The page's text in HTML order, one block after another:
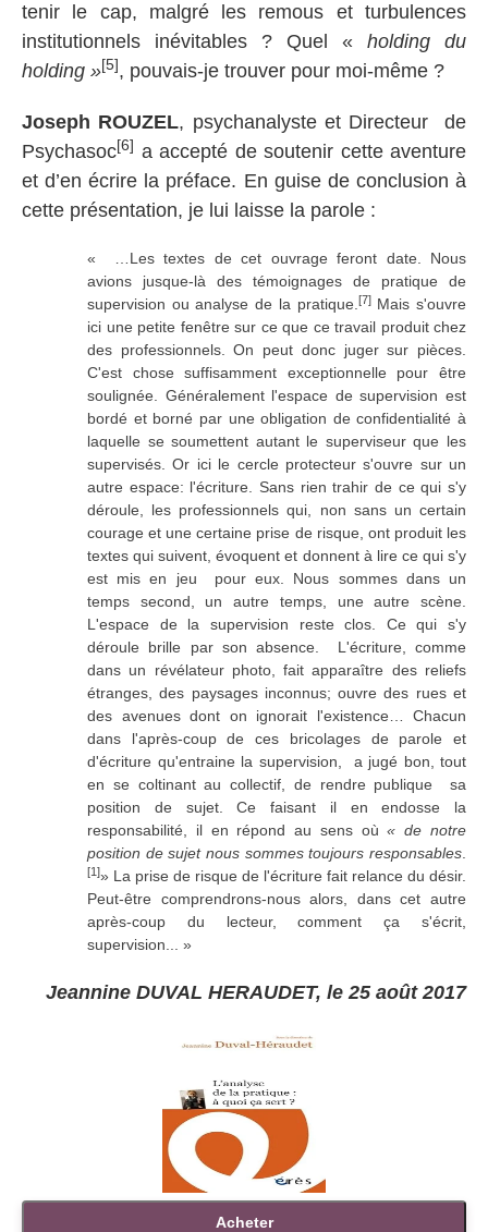
tenir le cap, malgré les remous et turbulences
institutionnels inévitables ? Quel « holding du
holding »[5] , pouvais-je trouver pour moi-même ?
Joseph ROUZEL, psychanalyste et Directeur de
Psychasoc[6] a accepté de soutenir cette aventure
et d’en écrire la préface. En guise de conclusion à
cette présentation, je lui laisse la parole :
« …Les textes de cet ouvrage feront date. Nous
avions jusque-là des témoignages de pratique de
supervision ou analyse de la pratique. [7]Mais s'ouvre
ici une petite fenêtre sur ce que ce travail produit chez
des professionnels. On peut donc juger sur pièces.
C'est chose suffisamment exceptionnelle pour être
soulignée. Généralement l'espace de supervision est
bordé et borné par une obligation de confidentialité à
laquelle se soumettent autant le superviseur que les
supervisés. Or ici le cercle protecteur s'ouvre sur un
autre espace: l'écriture. Sans rien trahir de ce qui s'y
déroule, les professionnels qui, non sans un certain
courage et une certaine prise de risque, ont produit les
textes qui suivent, évoquent et donnent à lire ce qui s'y
est mis en jeu pour eux. Nous sommes dans un
temps second, un autre temps, une autre scène.
L'espace de la supervision reste clos. Ce qui s'y
déroule brille par son absence. L'écriture, comme
dans un révélateur photo, fait apparaître des reliefs
étranges, des paysages inconnus; ouvre des rues et
des avenues dont on ignorait l'existence… Chacun
dans l'après-coup de ces bricolages de parole et
d'écriture qu'entraine la supervision, a jugé bon, tout
en se coltinant au collectif, de rendre publique sa
position de sujet. Ce faisant il en endosse la
responsabilité, il en répond au sens où« de notre
position de sujet nous sommes toujours responsables
[1]» La prise de risque de l'écriture fait relance du désir.
Peut-être comprendrons-nous alors, dans cet autre
après-coup du lecteur, comment ça s'écrit,
supervision... »
Jeannine DUVAL HERAUDET, le 25 août 2017
Acheter